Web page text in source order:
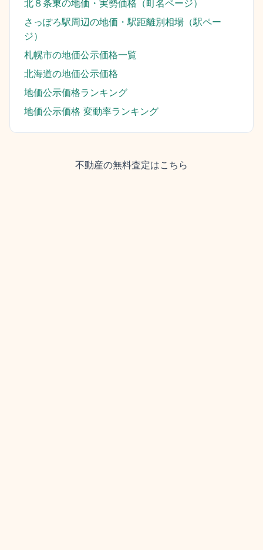
北８条東の地価・実勢価格（町名ページ）
さっぽろ駅周辺の地価・駅距離別相場（駅ペー
ジ）
札幌市の地価公示価格一覧
北海道の地価公示価格
地価公示価格ランキング
地価公示価格 変動率ランキング
不動産の無料査定はこちら